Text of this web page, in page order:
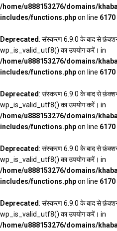
/home/u888153276/domains/
includes/functions.phpon line 6170
Deprecated: संस्करण 6.9.0 के बाद से
wp_is_valid_utf8() का उपयोग करें। in
/home/u888153276/domains/
includes/functions.phpon line 6170
Deprecated: संस्करण 6.9.0 के बाद से
wp_is_valid_utf8() का उपयोग करें। in
/home/u888153276/domains/
includes/functions.phpon line 6170
Deprecated: संस्करण 6.9.0 के बाद से
wp_is_valid_utf8() का उपयोग करें। in
/home/u888153276/domains/
includes/functions.phpon line 6170
Deprecated: संस्करण 6.9.0 के बाद से
wp_is_valid_utf8() का उपयोग करें। in
/home/u888153276/domains/